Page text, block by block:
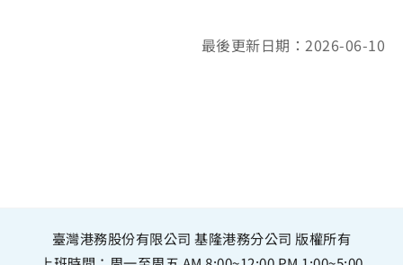
最後更新日期：2026-06-10
臺灣港務股份有限公司 基隆港務分公司 版權所有